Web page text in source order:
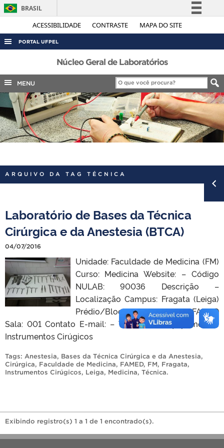
ACESSIBILIDADE CONTRASTE MAPA DO SITE
BRASIL
Simplifique!
Legislação
Canais
PORTAL UFPEL
ACESSO À INFORMAÇÃO
AUDITORIA
COBALTO
CONCURSOS
EDITAIS
INTERNACIONAL
PORTARIAS
Núcleo Geral de Laboratórios
MENU
ARQUIVO DA TAG TÉCNICA
Laboratório de Bases da Técnica
Cirúrgica e da Anestesia (BTCA)
04/07/2016
Unidade: Faculdade de Medicina (FM)
Curso: Medicina Website: – Código
NULAB: 90036 Descrição –
Localização Campus: Fragata (Leiga)
Prédio/Bloco: Prédio 4 da FAMED
Sala: 001 Contato E-mail: – Telefone: – Equipamentos
Instrumentos Cirúgicos
Tags: Anestesia, Bases da Técnica Cirúrgica e da Anestesia,
Cirúrgica, Faculdade de Medicina, FAMED, FM, Fragata,
Instrumentos Cirúgicos, Leiga, Medicina, Técnica.
Exibindo registro(s) 1 a 1 de 1 encontrado(s).